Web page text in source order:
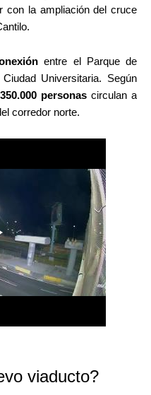
con la ampliación del cruce
entre el Parque de
Universitaria. Según
personas circulan a
corredor norte.
viaducto?